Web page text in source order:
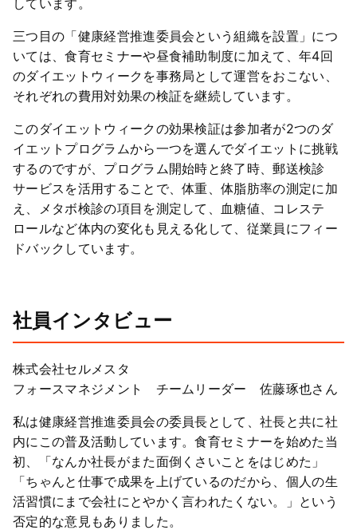
三つ目の「健康経営推進委員会という組織を設置」につ
いては、食育セミナーや昼食補助制度に加えて、年4回
のダイエットウィークを事務局として運営をおこない、
それぞれの費用対効果の検証を継続しています。
このダイエットウィークの効果検証は参加者が2つのダ
イエットプログラムから一つを選んでダイエットに挑戦
するのですが、プログラム開始時と終了時、郵送検診
サービスを活用することで、体重、体脂肪率の測定に加
え、メタボ検診の項目を測定して、血糖値、コレステ
ロールなど体内の変化も見える化して、従業員にフィー
ドバックしています。
社員インタビュー
株式会社セルメスタ
フォースマネジメント チームリーダー 佐藤琢也さん
私は健康経営推進委員会の委員長として、社長と共に社
内にこの普及活動しています。食育セミナーを始めた当
初、「なんか社長がまた面倒くさいことをはじめた」
「ちゃんと仕事で成果を上げているのだから、個人の生
活習慣にまで会社にとやかく言われたくない。」という
否定的な意見もありました。